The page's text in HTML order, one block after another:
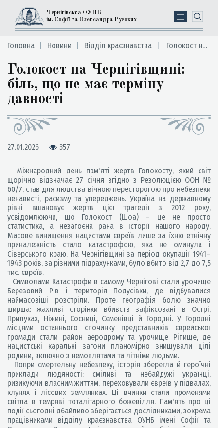
Чернігівська ОУНБ
ім. Софії та Олександра Русових
Головна Новини Відділ краєзнавства Голокост на Чернігівщині: біль, що не має терміну давності
Голокост на Чернігівщині:
біль, що не має терміну
давності
27.01.2026 357
Міжнародний день пам'яті жертв Голокосту, який світ
щорічно відзначає 27 січня згідно з Резолюцією ООН №
60/7, став для людства вічною пересторогою про небезпеки
ненависті, расизму та упереджень. Україна на державному
рівні вшановує жертв цієї трагедії з 2012 року,
усвідомлюючи, що Голокост (Шоа) – це не просто
статистика, а незагоєна рана в історії нашого народу.
Масове винищення нацистами євреїв лише за їхню етнічну
приналежність стало катастрофою, яка не оминула і
Сіверського краю. На Чернігівщині за період окупації 1941–
1943 років, за різними підрахунками, було вбито від 2,7 до 7,5
тис. євреїв.
Символами Катастрофи в самому Чернігові стали урочище
Березовий Рів і територія Подусівки, де відбувалися
наймасовіші розстріли. Проте географія болю значно
ширша: жахливі сторінки вбивств зафіксовані в Острі,
Прилуках, Ніжині, Сосниці, Семенівці й Городні. У Городні
місцями останнього спочинку представників єврейської
громади стали район аеродрому та урочище Ріпище, де
нацистські каральні загони планомірно знищували цілі
родини, включно з немовлятами та літніми людьми.
Попри смертельну небезпеку, історія зберегла й героїчні
приклади людяності: сміливі та небайдужі українці,
ризикуючи власним життям, переховували євреїв у підвалах,
клунях і лісових землянках. Ці вчинки стали променями
світла в темряві тоталітарного божевілля. Пам'ять про ці
події сьогодні дбайливо зберігається дослідниками, зокрема
працівниками відділу краєзнавства ОУНБ імені Софії та